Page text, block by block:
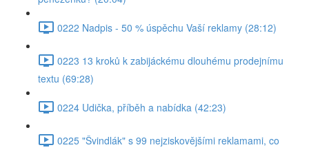
0222 Nadpis - 50 % úspěchu Vaší reklamy (28:12)
0223 13 kroků k zabijáckému dlouhému prodejnímu
textu (69:28)
0224 Udička, příběh a nabídka (42:23)
0225 "Švindlák" s 99 nejziskovějšími reklamami, co